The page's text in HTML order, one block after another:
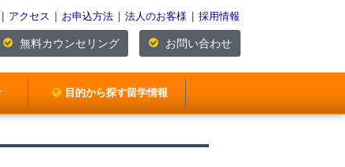
アクセス お申込方法 法人のお客様 採用情報
無料カウンセリング お問い合わせ
目的から探す留学情報